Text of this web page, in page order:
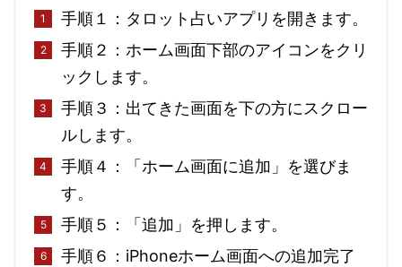
手順１：タロット占いアプリを開きます。
手順２：ホーム画面下部のアイコンをクリ
ックします。
手順３：出てきた画面を下の方にスクロー
ルします。
手順４：「ホーム画面に追加」を選びま
す。
手順５：「追加」を押します。
手順６：iPhoneホーム画面への追加完了